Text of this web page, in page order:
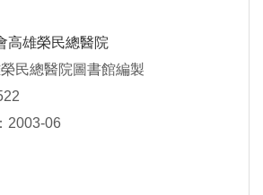
高雄榮民總醫院
民總醫院圖書館編製
2003-06